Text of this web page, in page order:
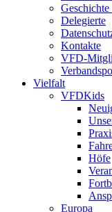
Delegierte
Kontakte
VFD-
Vielfalt
VFDKids
Höfe
Europa